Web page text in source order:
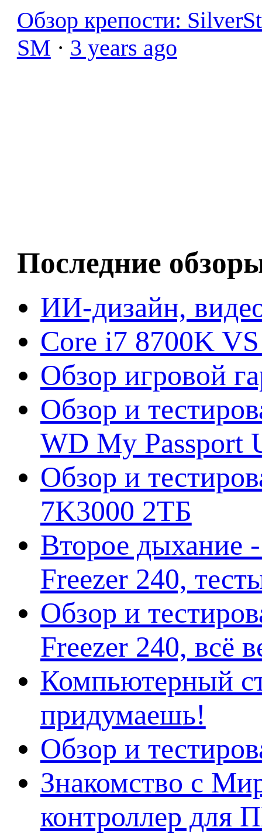
Обзор крепости:
SM · 3 years ago
Последние
ИИ-дизайн,
Core i7 8700K
Обзор игровой
Обзор и
WD My Passport
Обзор и
7K3000 2ТБ
Второе дыхание
Freezer 240,
Обзор и
Freezer 240, всё
Компьютерный
придумаешь!
Обзор и
Знакомство с
контроллер для